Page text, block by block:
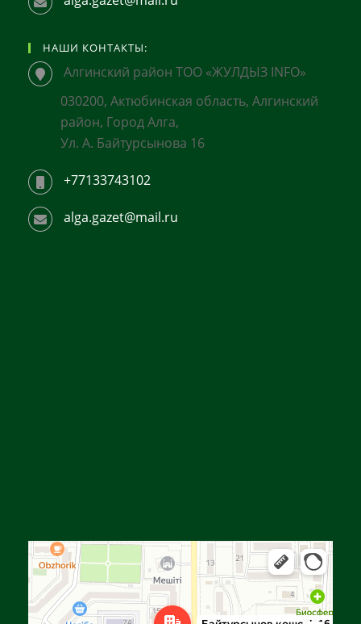
НАШИ КОНТАКТЫ:
Алгинский район ТОО «ЖУЛДЫЗ INFO»
030200, Актюбинская область, Алгинский
район, Город Алга,
Ул. А. Байтурсынова 16
+77133743102
alga.gazet@mail.ru
Улица Байтурсынова, 16 — Яндекс Карты